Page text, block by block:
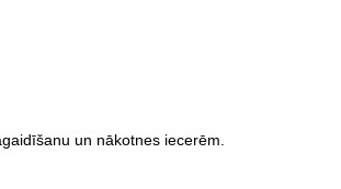
un nākotnes iecerēm.